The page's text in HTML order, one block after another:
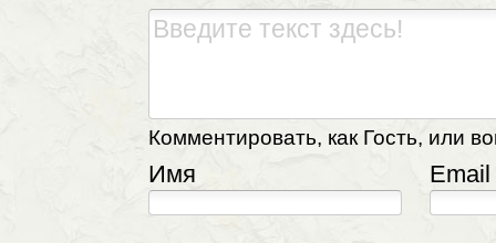
Комментировать, как Гость, или
Имя Email